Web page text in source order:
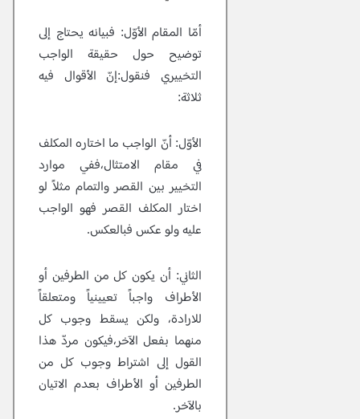
أمّا المقام الأوّل: فبيانه يحتاج إلى
توضيح حول حقيقة الواجب
التخييري فنقول:إنّ الأقوال فيه
ثلاثة:
الأوّل:أنّ الواجب ما اختاره المكلف
في مقام الامتثال،ففي موارد
التخيير بين القصر والتمام مثلاً لو
اختار المكلف القصر فهو الواجب
عليه ولو عكس فبالعكس.
الثاني:أن يكون كل من الطرفين أو
الأطراف واجباً تعيينياً ومتعلقاً
للارادة، ولكن يسقط وجوب كل
منهما بفعل الآخر،فيكون مردّ هذا
القول إلى اشتراط وجوب كل من
الطرفين أو الأطراف بعدم الاتيان
بالآخر.